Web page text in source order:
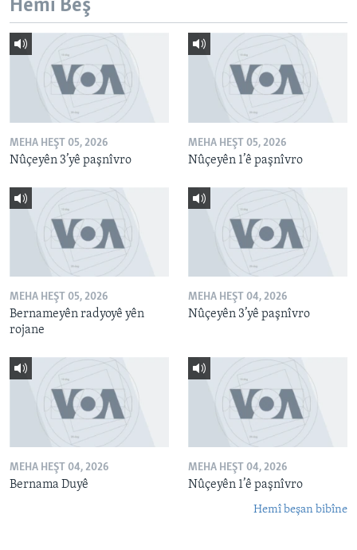
Zimanên Din
Hemî Beş
MEHA HEŞT 05, 2026
Nûçeyên 3’yê paşnîvro
MEHA HEŞT 05, 2026
Nûçeyên 1’ê paşnîvro
MEHA HEŞT 05, 2026
Bernameyên radyoyê yên
rojane
MEHA HEŞT 04, 2026
Nûçeyên 3’yê paşnîvro
MEHA HEŞT 04, 2026
Bernama Duyê
MEHA HEŞT 04, 2026
Nûçeyên 1’ê paşnîvro
Hemî beşan bibîne